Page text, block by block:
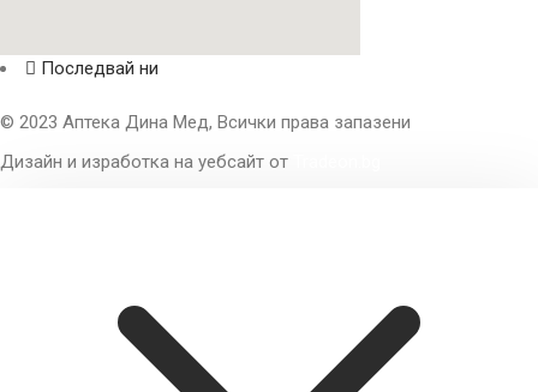
Последвай ни
© 2023 Аптека Дина Мед, Всички права запазени
Дизайн и изработка на уебсайт от